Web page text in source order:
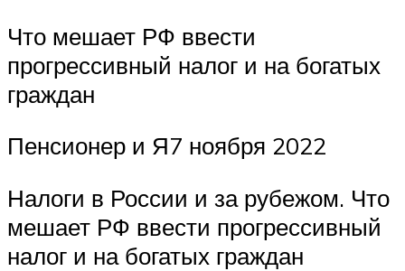
Что мешает РФ ввести
прогрессивный налог и на богатых
граждан
Пенсионер и Я7 ноября 2022
Налоги в России и за рубежом. Что
мешает РФ ввести прогрессивный
налог и на богатых граждан